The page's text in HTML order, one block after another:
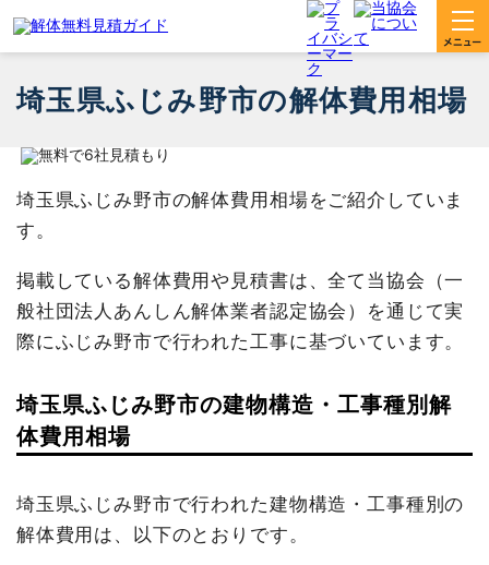
埼玉県ふじみ野市の解体費用相場
埼玉県ふじみ野市の解体費用相場をご紹介していま
す。
掲載している解体費用や見積書は、全て当協会（一
般社団法人あんしん解体業者認定協会）を通じて実
際にふじみ野市で行われた工事に基づいています。
埼玉県ふじみ野市の建物構造・工事種別解
体費用相場
埼玉県ふじみ野市で行われた建物構造・工事種別の
解体費用は、以下のとおりです。